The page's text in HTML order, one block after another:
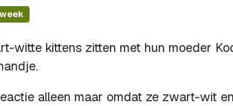
witte kittens zitten met hun moeder
alleen maar omdat ze zwart-wit